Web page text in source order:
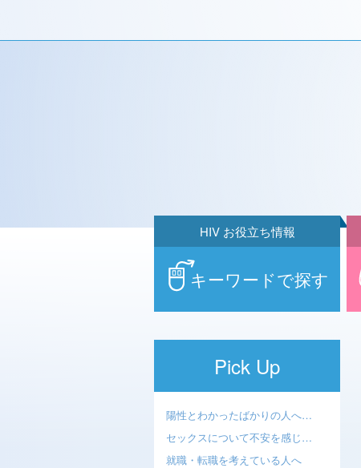
キーワードで探す
HIV お役立ち情報
Pick Up
陽性とわかったばかりの人へ…
セックスについて不安を感じ…
就職・転職を考えている人へ